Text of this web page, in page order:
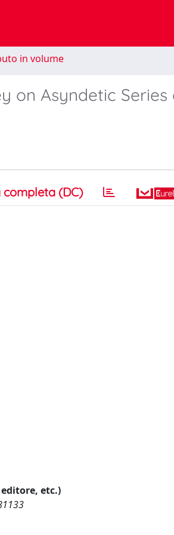
in volume
on Asyndetic
completa (DC)
etc.)